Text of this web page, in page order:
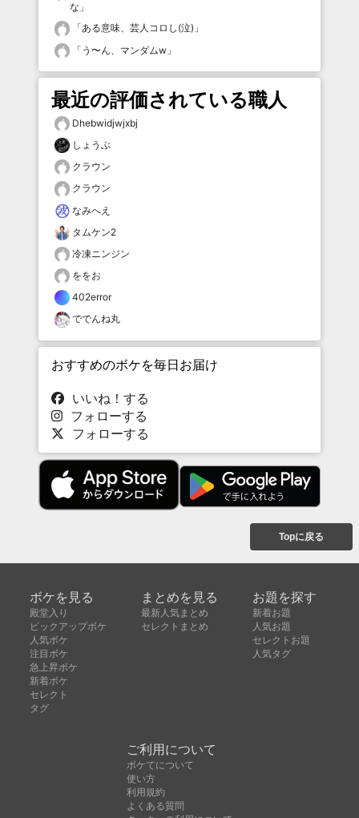
な 」
「ある意味、芸人コロし(泣) 」
「 う〜ん、マンダムw 」
最近の評価されている職人
Dhebwidjwjxbj
しょうぶ
クラウン
クラウン
なみへえ
タムケン2
冷凍ニンジン
ををお
402error
ででんね丸
おすすめのボケを毎日お届け
いいね！する
フォローする
フォローする
Topに戻る
ボケを見る
殿堂入り
ピックアップボケ
人気ボケ
注目ボケ
急上昇ボケ
新着ボケ
セレクト
タグ
まとめを見る
最新人気まとめ
セレクトまとめ
お題を探す
新着お題
人気お題
セレクトお題
人気タグ
ご利用について
ボケてについて
使い方
利用規約
よくある質問